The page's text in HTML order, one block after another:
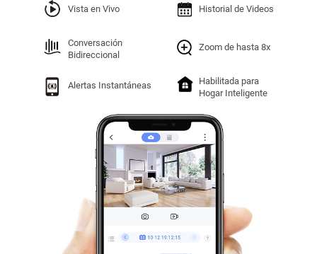
Vista en Vivo
Conversación
Bidireccional
Alertas Instantáneas
Historial de Videos
Zoom de hasta 8x
Habilitada para
Hogar Inteligente